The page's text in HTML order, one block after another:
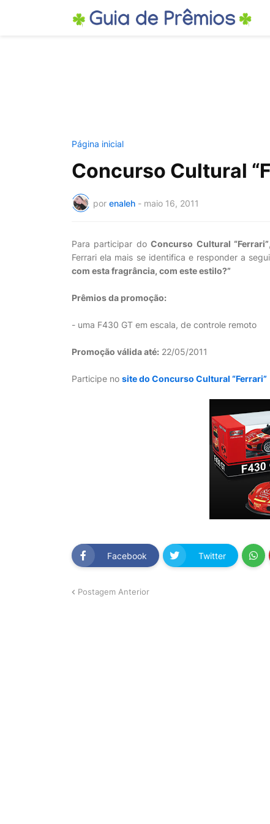
Página inicial
Concurso Cultural
por enaleh - maio 16, 2011
Para participar doConcurso Cultural “Ferrari”
Ferrari ela mais se identifica e responder a
com esta fragrância, com este estilo?”
Prêmios da promoção:
- uma F430 GT em escala, de controle remoto
Promoção válida até: 22/05/2011
Participe no site do Concurso Cultural “Ferrari”
Facebook Twitter
Postagem Anterior